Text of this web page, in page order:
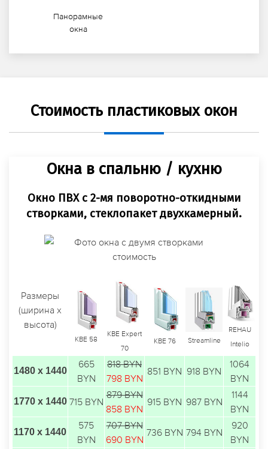
Панорамные
окна
Стоимость пластиковых окон
Окна в спальню / кухню
Окно ПВХ с 2-мя поворотно-откидными
створками, стеклопакет двухкамерный.
Размеры
(ширина х
высота)
KBE 58
KBE Expert
70
KBE 76 Streamline
REHAU
Intelio
1480 х 1440
665
BYN
818 BYN
798 BYN
851 BYN 918 BYN
1064
BYN
1770 х 1440 715 BYN
879 BYN
858 BYN
915 BYN 987 BYN
1144
BYN
1170 х 1440
575
BYN
707 BYN
690 BYN
736 BYN 794 BYN
920
BYN